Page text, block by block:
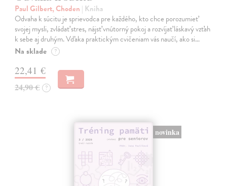
Paul Gilbert, Choden | Kniha
Odvaha k súcitu je sprievodca pre každého, kto chce porozumieť
svojej mysli, zvládať stres, nájsť vnútorný pokoj a rozvíjať láskavý vzťah
k sebe aj druhým. Vďaka praktickým cvičeniam vás naučí, ako si…
Na sklade ?
22,41 €
24,90 € ?
novinka